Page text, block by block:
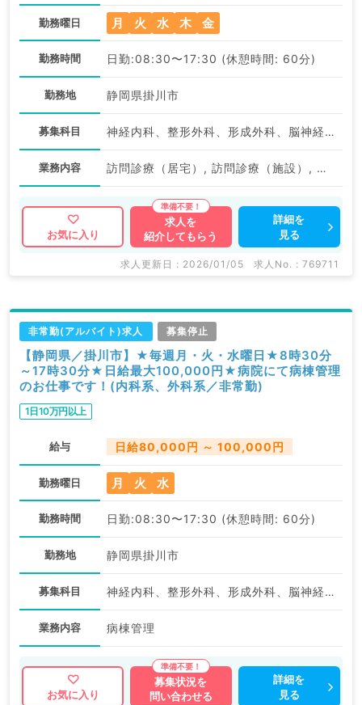
勤務曜日 月 火 水 木 金
勤務時間 日勤:08:30〜17:30 (休憩時間: 60分)
勤務地 静岡県掛川市
募集科目 神経内科、整形外科、形成外科、脳神経外科、呼吸器外科、心臓血管外科、泌尿器科、一般内科、循環器内科、呼吸器内科、消化器内科、内分泌・代謝内科、腎臓内科、老年内科、血液内科、外科系全般、一般外科、消化器外科、乳腺外科、膠原病科、大腸・肛門外科
業務内容 訪問診療（居宅）, 訪問診療（施設）, その他
お気に入り
求人を
紹介してもらう
詳細を
見る
求人更新日 : 2026/01/05 求人No. : 769711
非常勤(アルバイト)求人 募集停止
【静岡県／掛川市】★毎週月・火・水曜日★8時30分
～17時30分★日給最大100,000円★病院にて病棟管理
のお仕事です！(内科系、外科系／非常勤)
1日10万円以上
給与 日給80,000円 ～ 100,000円
勤務曜日 月 火 水
勤務時間 日勤:08:30〜17:30 (休憩時間: 60分)
勤務地 静岡県掛川市
募集科目 神経内科、整形外科、形成外科、脳神経外科、呼吸器外科、心臓血管外科、泌尿器科、一般内科、循環器内科、呼吸器内科、消化器内科、内分泌・代謝内科、腎臓内科、老年内科、血液内科、外科系全般、一般外科、消化器外科、乳腺外科、膠原病科、大腸・肛門外科
業務内容 病棟管理
お気に入り
募集状況を
問い合わせる
詳細を
見る